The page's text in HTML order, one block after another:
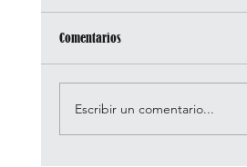
Comentarios
Escribir un comentario...